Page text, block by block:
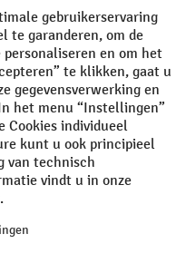
Copyright
and possible delivery charges,
datum. Combinatie met
niet mogelijk. | ² De korting
voor de
netto bestelwaarde